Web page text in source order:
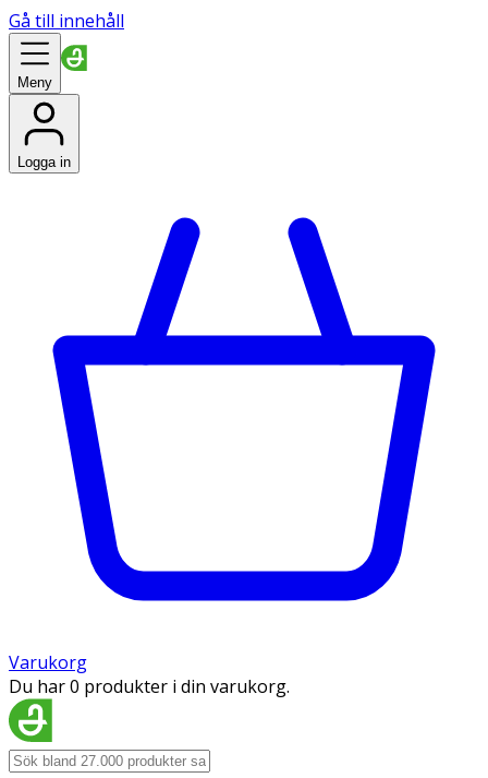
Gå till innehåll
Meny
Logga in
Varukorg
Du har 0 produkter i din varukorg.